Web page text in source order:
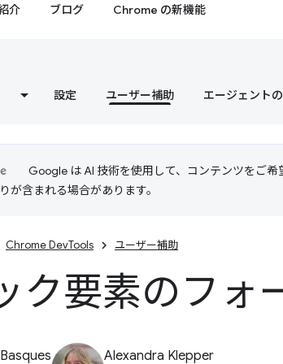
介 ブログ Chrome の新機能
設定 ユーザー補助 エージェント
Google は AI 技術を使用して、コンテンツをご希
が含まれる場合があります。
Chrome DevTools ユーザー補助
ク要素のフォ
Alexandra Klepper